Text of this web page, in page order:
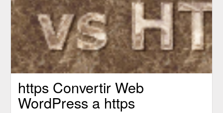
https Convertir Web
WordPress a https